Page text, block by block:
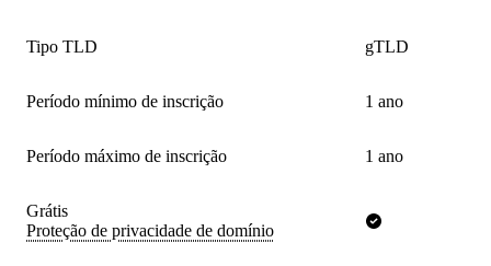
Tipo TLD gTLD
Período mínimo de inscrição 1 ano
Período máximo de inscrição 1 ano
Proteção de privacidade de domínio
Grátis